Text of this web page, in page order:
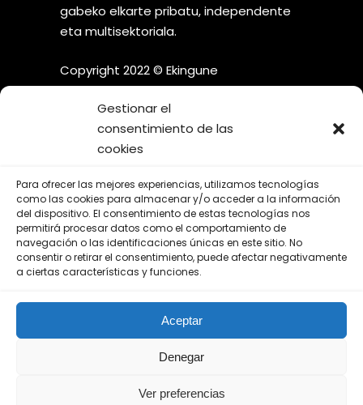
Gestionar el
consentimiento de las
cookies
Para ofrecer las mejores experiencias, utilizamos tecnologías
como las cookies para almacenar y/o acceder a la información
del dispositivo. El consentimiento de estas tecnologías nos
permitirá procesar datos como el comportamiento de
navegación o las identificaciones únicas en este sitio. No
consentir o retirar el consentimiento, puede afectar negativamente
a ciertas características y funciones.
Aceptar
Denegar
Ver preferencias
gabeko elkarte pribatu, independente
eta multisektoriala.
Copyright 2022 © Ekingune
¡SÍGUENOS EN LAS REDES
SOCIALES!
Aviso Legal
Política de Privacidad
Política de Cookies